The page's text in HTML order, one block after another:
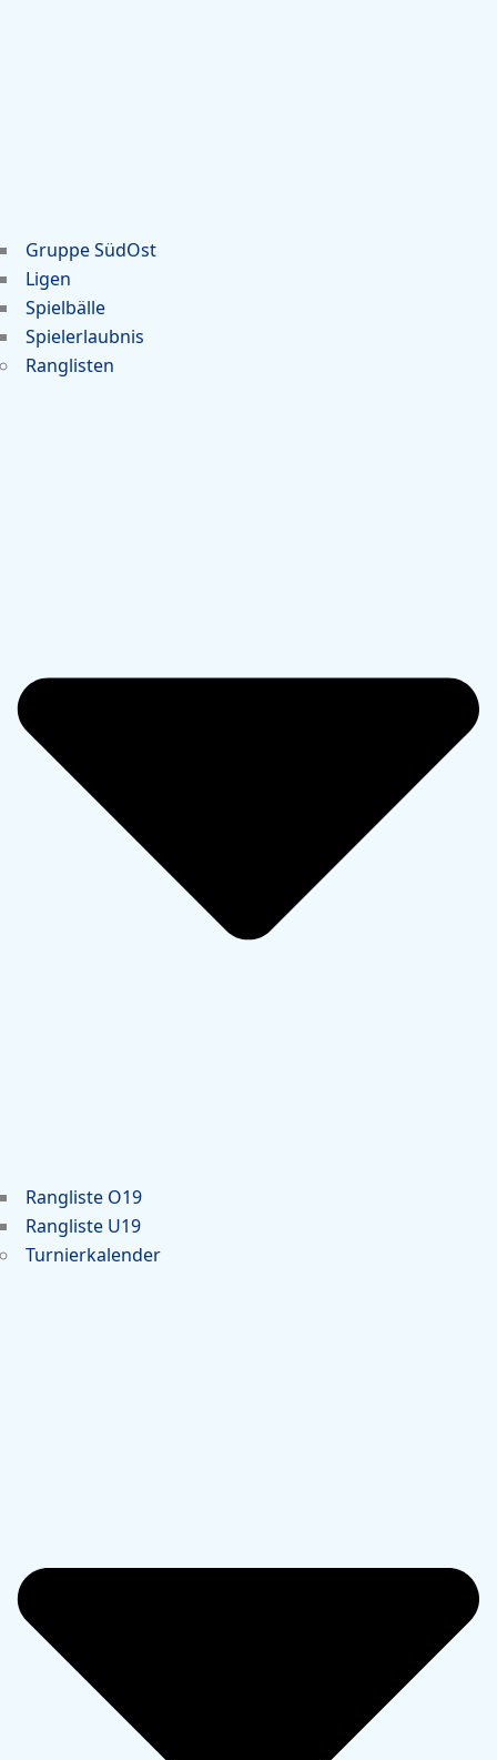
Gruppe SüdOst
Ligen
Spielbälle
Spielerlaubnis
Ranglisten
Rangliste O19
Rangliste U19
Turnierkalender